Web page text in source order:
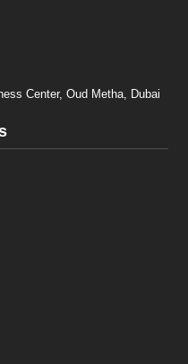
Center, Oud Metha, Dubai